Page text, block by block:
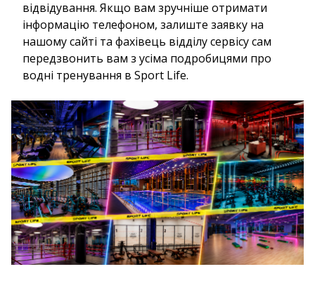
відвідування. Якщо вам зручніше отримати
інформацію телефоном, залиште заявку на
нашому сайті та фахівець відділу сервісу сам
передзвонить вам з усіма подробицями про
водні тренування в Sport Life.